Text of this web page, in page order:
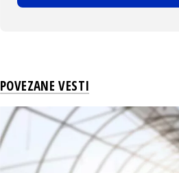
POVEZANE VESTI